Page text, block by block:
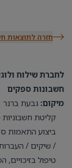
חזרה לתוצאות
לחברת שילוח
חשבונות ספקים
מיקום: גבעת ברנר
קליטת
ביצוע התאמות
/ שיקים /
טיפול בזיכויים,